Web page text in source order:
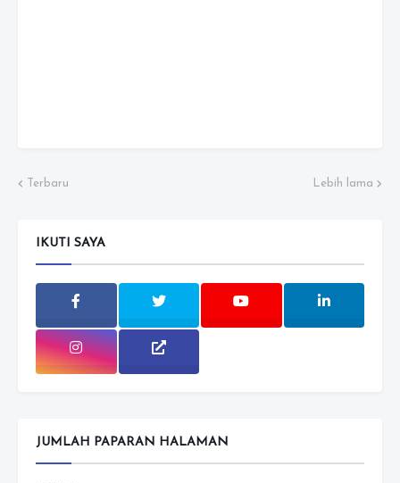
Terbaru Lebih lama
IKUTI SAYA
JUMLAH PAPARAN HALAMAN